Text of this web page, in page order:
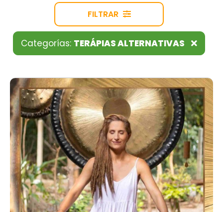
FILTRAR
Categorías: TERÁPIAS ALTERNATIVAS